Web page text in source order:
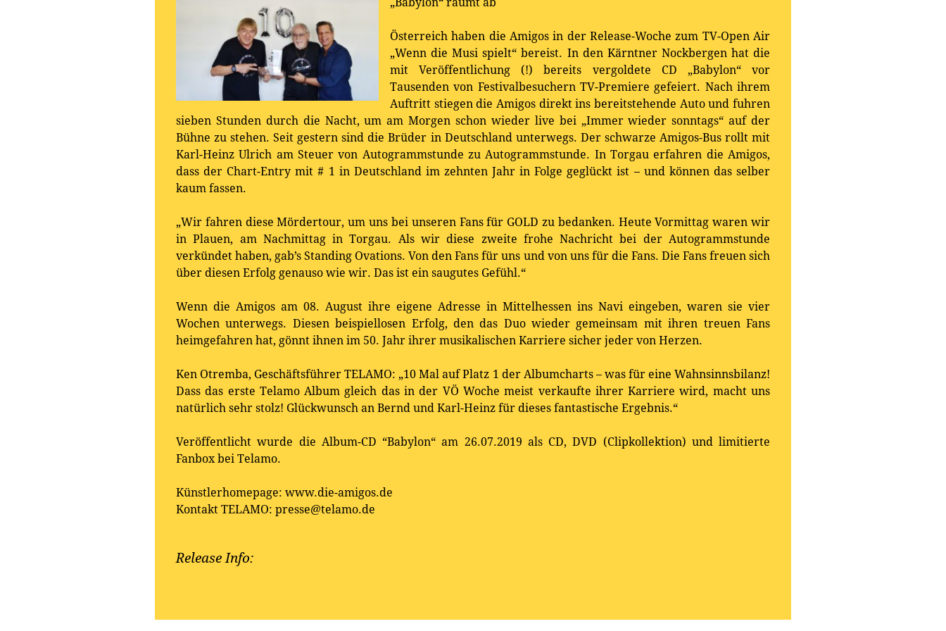
„Babylon“ räumt ab
Österreich haben die Amigos in der Release-Woche zum TV-Open Air
„Wenn die Musi spielt“ bereist. In den Kärntner Nockbergen hat die
mit Veröffentlichung (!) bereits vergoldete CD „Babylon“ vor
Tausenden von Festivalbesuchern TV-Premiere gefeiert. Nach ihrem
Auftritt stiegen die Amigos direkt ins bereitstehende Auto und fuhren
sieben Stunden durch die Nacht, um am Morgen schon wieder live bei „Immer wieder sonntags“ auf der
Bühne zu stehen. Seit gestern sind die Brüder in Deutschland unterwegs. Der schwarze Amigos-Bus rollt mit
Karl-Heinz Ulrich am Steuer von Autogrammstunde zu Autogrammstunde. In Torgau erfahren die Amigos,
dass der Chart-Entry mit # 1 in Deutschland im zehnten Jahr in Folge geglückt ist – und können das selber
kaum fassen.
„Wir fahren diese Mördertour, um uns bei unseren Fans für GOLD zu bedanken. Heute Vormittag waren wir
in Plauen, am Nachmittag in Torgau. Als wir diese zweite frohe Nachricht bei der Autogrammstunde
verkündet haben, gab’s Standing Ovations. Von den Fans für uns und von uns für die Fans. Die Fans freuen sich
über diesen Erfolg genauso wie wir. Das ist ein saugutes Gefühl.“
Wenn die Amigos am 08. August ihre eigene Adresse in Mittelhessen ins Navi eingeben, waren sie vier
Wochen unterwegs. Diesen beispiellosen Erfolg, den das Duo wieder gemeinsam mit ihren treuen Fans
heimgefahren hat, gönnt ihnen im 50. Jahr ihrer musikalischen Karriere sicher jeder von Herzen.
Ken Otremba, Geschäftsführer TELAMO: „10 Mal auf Platz 1 der Albumcharts – was für eine Wahnsinnsbilanz!
Dass das erste Telamo Album gleich das in der VÖ Woche meist verkaufte ihrer Karriere wird, macht uns
natürlich sehr stolz! Glückwunsch an Bernd und Karl-Heinz für dieses fantastische Ergebnis.“
Veröffentlicht wurde die Album-CD “Babylon“ am 26.07.2019 als CD, DVD (Clipkollektion) und limitierte
Fanbox bei Telamo.
Künstlerhomepage: www.die-amigos.de
Kontakt TELAMO: presse@telamo.de
Release Info: